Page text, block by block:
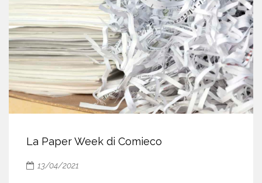
La Paper Week di Comieco
13/04/2021